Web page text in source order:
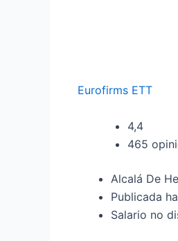
Eurofirms ETT
4,4
465
Alcalá De
Publicada
Salario no